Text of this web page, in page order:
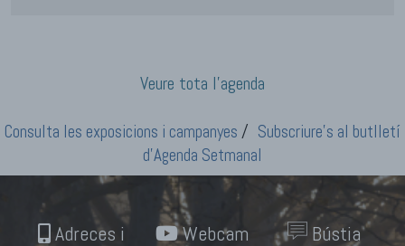
Veure tota l’agenda
Consulta les exposicions i campanyes / Subscriure's al butlletí
d'Agenda Setmanal
Adreces i
Webcam
Bústia